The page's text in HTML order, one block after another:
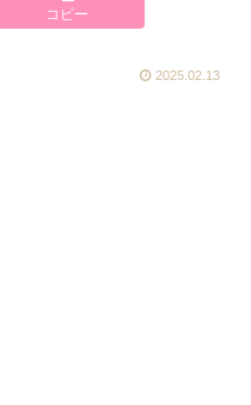
コピー
2025.02.13